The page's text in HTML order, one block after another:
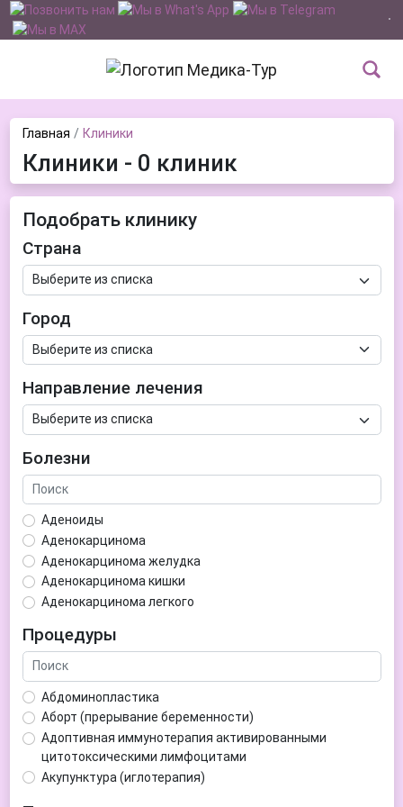
Главная Клиники
Клиники - 0 клиник
Подобрать клинику
Страна
Город
Направление лечения
Болезни
Аденоиды
Аденокарцинома
Аденокарцинома желудка
Аденокарцинома кишки
Аденокарцинома легкого
Аденома гипофиза
Аденома простаты
Аденома щитовидной железы
Аденомиоз
Адентия
Азооспермия
Акне (угри)
Алкоголизм
Процедуры
Абдоминопластика
Аборт (прерывание беременности)
Адоптивная иммунотерапия активированными
цитотоксическими лимфоцитами
Акупунктура (иглотерапия)